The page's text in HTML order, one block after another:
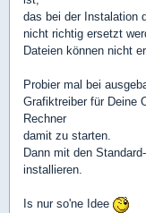
das bei der Instalation
nicht richtig ersetzt
Dateien können nicht
Probier mal bei
Grafiktreiber für Deine
Rechner
damit zu starten.
Dann mit den
installieren.
Is nur so'ne Idee